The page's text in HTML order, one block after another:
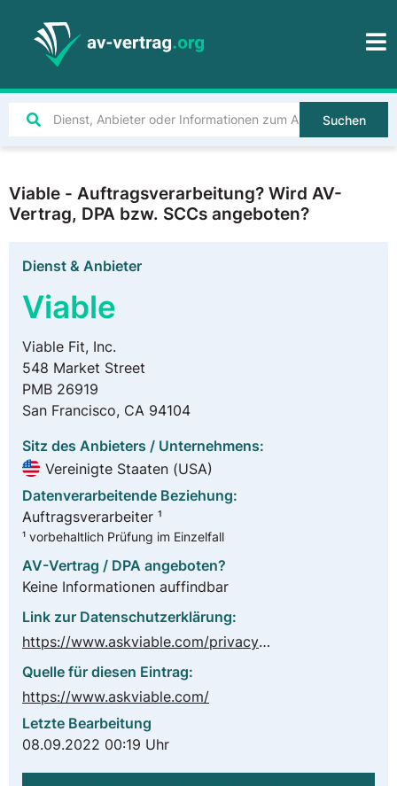
Suchen
Viable - Auftragsverarbeitung? Wird AV-
Vertrag, DPA bzw. SCCs angeboten?
Dienst & Anbieter
Viable
Viable Fit, Inc.
548 Market Street
PMB 26919
San Francisco, CA 94104
Sitz des Anbieters / Unternehmens:
Vereinigte Staaten (USA)
Datenverarbeitende Beziehung:
Auftragsverarbeiter ¹
¹ vorbehaltlich Prüfung im Einzelfall
AV-Vertrag / DPA angeboten?
Keine Informationen auffindbar
Link zur Datenschutzerklärung:
https://www.askviable.com/privacy-policy
Quelle für diesen Eintrag:
https://www.askviable.com/
Letzte Bearbeitung
08.09.2022 00:19 Uhr